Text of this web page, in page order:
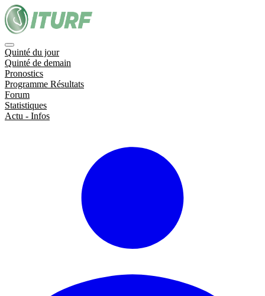
Quinté du jour
Quinté de demain
Pronostics
Programme Résultats
Forum
Statistiques
Actu - Infos